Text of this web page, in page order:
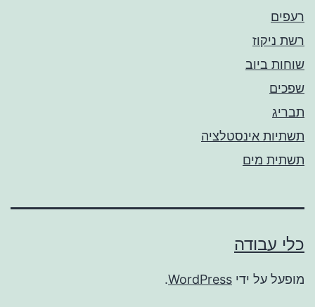
רעפים
רשת ניקוז
שוחות ביוב
שפכים
תבריג
תשתיות אינסטלציה
תשתית מים
כלי עבודה
מופעל על ידי WordPress
.